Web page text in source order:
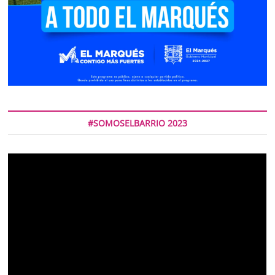
#SOMOSELBARRIO 2023